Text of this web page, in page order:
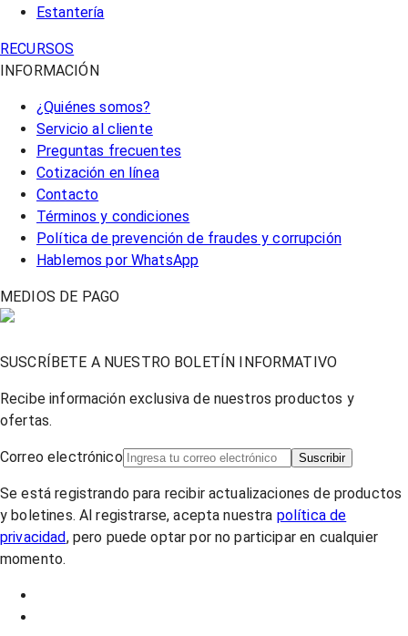
Estantería
RECURSOS
INFORMACIÓN
¿Quiénes somos?
Servicio al cliente
Preguntas frecuentes
Cotización en línea
Contacto
Términos y condiciones
Política de prevención de fraudes y corrupción
Hablemos por WhatsApp
MEDIOS DE PAGO
SUSCRÍBETE A NUESTRO BOLETÍN INFORMATIVO
Recibe información exclusiva de nuestros productos y
ofertas.
Correo electrónico Suscribir
Se está registrando para recibir actualizaciones de productos
y boletines. Al registrarse, acepta nuestra política de
privacidad, pero puede optar por no participar en cualquier
momento.